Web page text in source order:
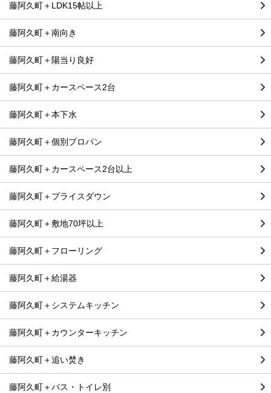
藤阿久町＋LDK15帖以上
藤阿久町＋南向き
藤阿久町＋陽当り良好
藤阿久町＋カースペース2台
藤阿久町＋本下水
藤阿久町＋個別プロパン
藤阿久町＋カースペース2台以上
藤阿久町＋プライスダウン
藤阿久町＋敷地70坪以上
藤阿久町＋フローリング
藤阿久町＋給湯器
藤阿久町＋システムキッチン
藤阿久町＋カウンターキッチン
藤阿久町＋追い焚き
藤阿久町＋バス・トイレ別